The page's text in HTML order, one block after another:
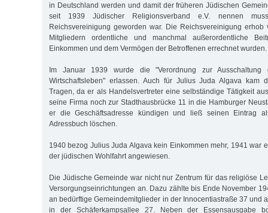
in Deutschland werden und damit der früheren Jüdischen
seit 1939 Jüdischer Religionsverband e.V. nennen
Reichsvereinigung geworden war. Die Reichsvereinigung
Mitgliedern ordentliche und manchmal außerordentliche
Einkommen und dem Vermögen der Betroffenen errechnet wurden.
Im Januar 1939 wurde die "Verordnung zur
Wirtschaftsleben" erlassen. Auch für Julius Juda Algava kam
Tragen, da er als Handelsvertreter eine selbständige Tätigkeit
seine Firma noch zur Stadthausbrücke 11 in die Hamburger
er die Geschäftsadresse kündigen und ließ seinen Eintrag
Adressbuch löschen.
1940 bezog Julius Juda Algava kein Einkommen mehr, 1941 war
der jüdischen Wohlfahrt angewiesen.
Die Jüdische Gemeinde war nicht nur Zentrum für das religiöse
Versorgungseinrichtungen an. Dazu zählte bis Ende November
an bedürftige Gemeindemitglieder in der Innocentiastraße 37 und
in der Schäferkampsallee 27. Neben der Essensausgabe